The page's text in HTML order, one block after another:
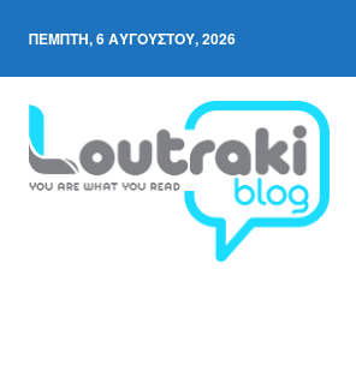
ΠΈΜΠΤΗ, 6 ΑΥΓΟΎΣΤΟΥ, 2026